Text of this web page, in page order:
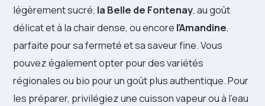
légèrement sucré, la Belle de Fontenay, au goût
délicat et à la chair dense, ou encore l’Amandine,
parfaite pour sa fermeté et sa saveur fine. Vous
pouvez également opter pour des variétés
régionales ou bio pour un goût plus authentique. Pour
les préparer, privilégiez une cuisson vapeur ou à l’eau